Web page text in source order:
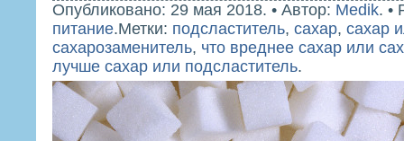
Опубликовано: 29 мая 2018. • Автор: Medik. •
питание.Метки: подсластитель, сахар, сахар
сахарозаменитель, что вреднее сахар или
лучше сахар или подсластитель.